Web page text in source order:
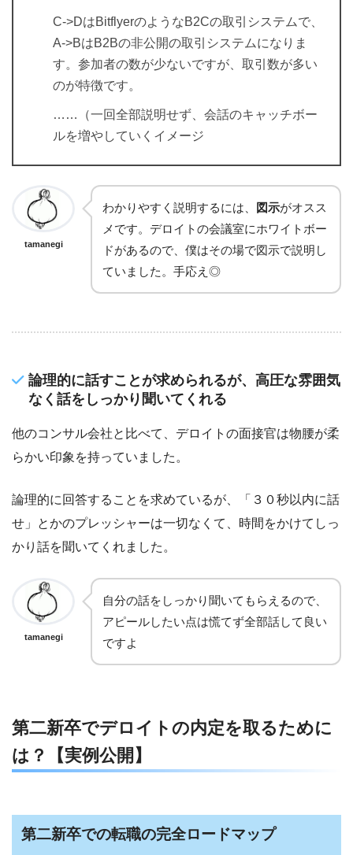
C->DはBitflyerのようなB2Cの取引システムで、
A->BはB2Bの非公開の取引システムになりま
す。参加者の数が少ないですが、取引数が多い
のが特徴です。
……（一回全部説明せず、会話のキャッチボー
ルを増やしていくイメージ
tamanegi
わかりやすく説明するには、 図示がオスス
メです。デロイトの会議室にホワイトボー
ドがあるので、僕はその場で図示で説明し
ていました。手応え◎
論理的に話すことが求められるが、高圧な雰囲気
なく話をしっかり聞いてくれる
他のコンサル会社と比べて、デロイトの面接官は物腰が柔
らかい印象を持っていました。
論理的に回答することを求めているが、「３０秒以内に話
せ」とかのプレッシャーは一切なくて、時間をかけてしっ
かり話を聞いてくれました。
tamanegi
自分の話をしっかり聞いてもらえるので、
アピールしたい点は慌てず全部話して良い
ですよ
第二新卒でデロイトの内定を取るために
は？【実例公開】
第二新卒での転職の完全ロードマップ